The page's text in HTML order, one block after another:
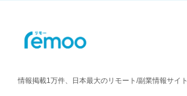
情報掲載1万件、日本最大のリモート/副業情報サイト